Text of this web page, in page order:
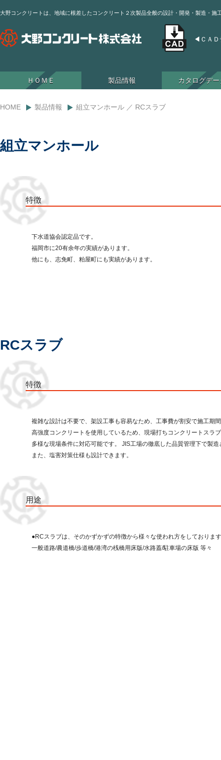
大野コンクリートは、地域に根差したコンクリート２次製品全般の設計・開発・製造・
◀︎ＣＡＤ
ＨＯＭＥ 製品情報 カタログデー
HOME 製品情報 組立マンホール ／ RCスラブ
組立マンホール
特徴
下水道協会認定品です。
福岡市に20有余年の実績があります。
他にも、志免町、粕屋町にも実績があります。
RCスラブ
特徴
複雑な設計は不要で、架設工事も容易なため、工事費が割安で施工期
高強度コンクリートを使用しているため、現場打ちコンクリートスラ
多様な現場条件に対応可能です。 JIS工場の徹底した品質管理下で製
また、塩害対策仕様も設計できます。
用途
●RCスラブは、そのかずかずの特徴から様々な使われ方をしておりま
一般道路/農道橋/歩道橋/港湾の桟橋用床版/水路蓋/駐車場の床版 等々